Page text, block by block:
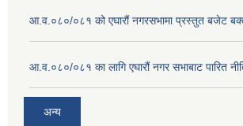
आ.व.०८०/०८१ को एघारौं नगरसभामा प्रस्तुत बजेट
आ.व.०८०/०८१ का लागि एघारौं नगर सभाबाट पारित
अन्य